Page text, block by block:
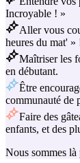
Incroyable ! »
Aller vous
heures du mat' »
Maîtriser les
en débutant.
Être
communauté de
Faire des
enfants, et des
Nous sommes